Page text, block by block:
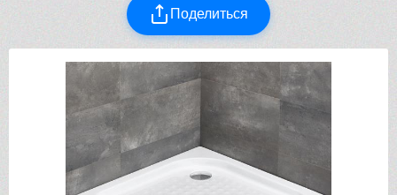
Поделиться